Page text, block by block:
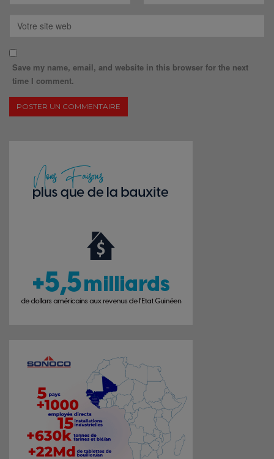
Save my name, email, and website in this browser for the next
time I comment.